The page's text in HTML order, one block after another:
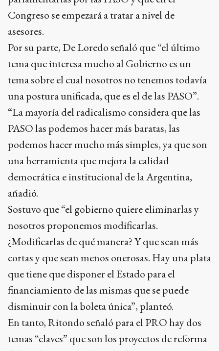
Congreso se empezará a tratar a nivel de
asesores.
Por su parte, De Loredo señaló que “el último
tema que interesa mucho al Gobierno es un
tema sobre el cual nosotros no tenemos todavía
una postura unificada, que es el de las PASO”.
“La mayoría del radicalismo considera que las
PASO las podemos hacer más baratas, las
podemos hacer mucho más simples, ya que son
una herramienta que mejora la calidad
democrática e institucional de la Argentina,
añadió.
Sostuvo que “el gobierno quiere eliminarlas y
nosotros proponemos modificarlas.
¿Modificarlas de qué manera? Y que sean más
cortas y que sean menos onerosas. Hay una plata
que tiene que disponer el Estado para el
financiamiento de las mismas que se puede
disminuir con la boleta única”, planteó.
En tanto, Ritondo señaló para el PRO hay dos
temas “claves” que son los proyectos de reforma